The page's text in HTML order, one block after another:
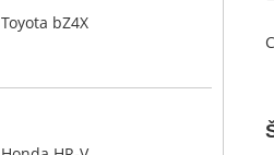
Toyota bZ4X